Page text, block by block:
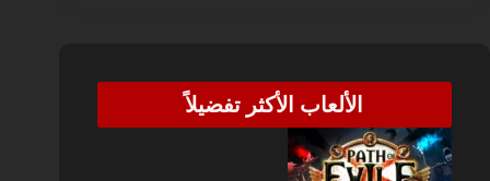
الألعاب الأكثر تفضيلاً